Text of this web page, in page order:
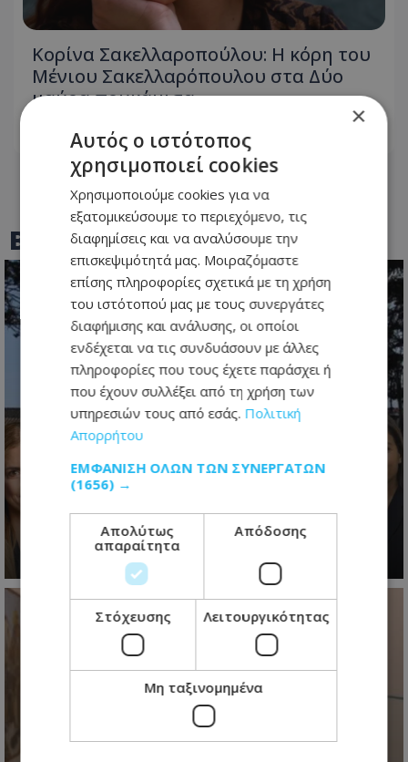
Κορίνα Σακελλαροπούλου: Η κόρη του
Μένιου Σακελλαρόπουλου στα Δύο
μαύρα πουκάμισα
05.08.2026 - 08:25
BEST OFTOTHEMAONLINE
Ο τελευταίος ανασχηματισμός πριν
το 2028: Τα νέα πρόσωπα, οι
πολιτικές ισορροπίες και τα
μηνύματα Χριστοδουλίδη - Βίντεο
05.08.2026 - 20:40
×
Αυτός ο ιστότοπος
χρησιμοποιεί cookies
Χρησιμοποιούμε cookies για να
εξατομικεύσουμε το περιεχόμενο, τις
διαφημίσεις και να αναλύσουμε την
επισκεψιμότητά μας. Μοιραζόμαστε
επίσης πληροφορίες σχετικά με τη χρήση
του ιστότοπού μας με τους συνεργάτες
διαφήμισης και ανάλυσης, οι οποίοι
ενδέχεται να τις συνδυάσουν με άλλες
πληροφορίες που τους έχετε παράσχει ή
που έχουν συλλέξει από τη χρήση των
υπηρεσιών τους από εσάς. Πολιτική
Απορρήτου
ΕΜΦΆΝΙΣΗ ΌΛΩΝ ΤΩΝ ΣΥΝΕΡΓΑΤΏΝ
(1656) →
Απολύτως
απαραίτητα
Απόδοσης
Στόχευσης Λειτουργικότητας
Μη ταξινομημένα